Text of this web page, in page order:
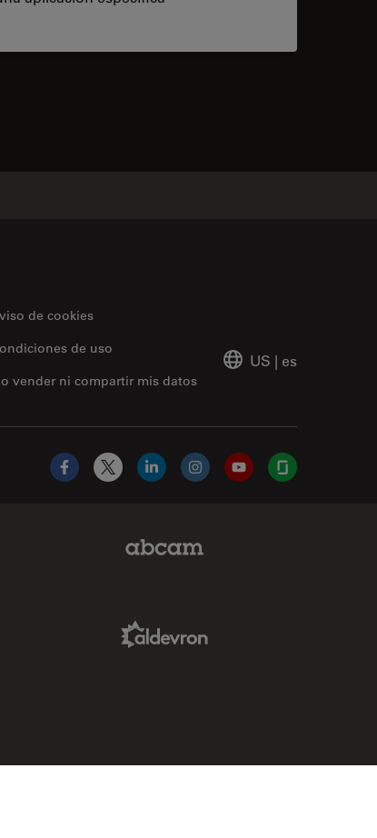
de cookies
vender ni compartir mis datos
de uso
US | es
Facebook
X LinkedInInstagramYouTubeGlassdoor